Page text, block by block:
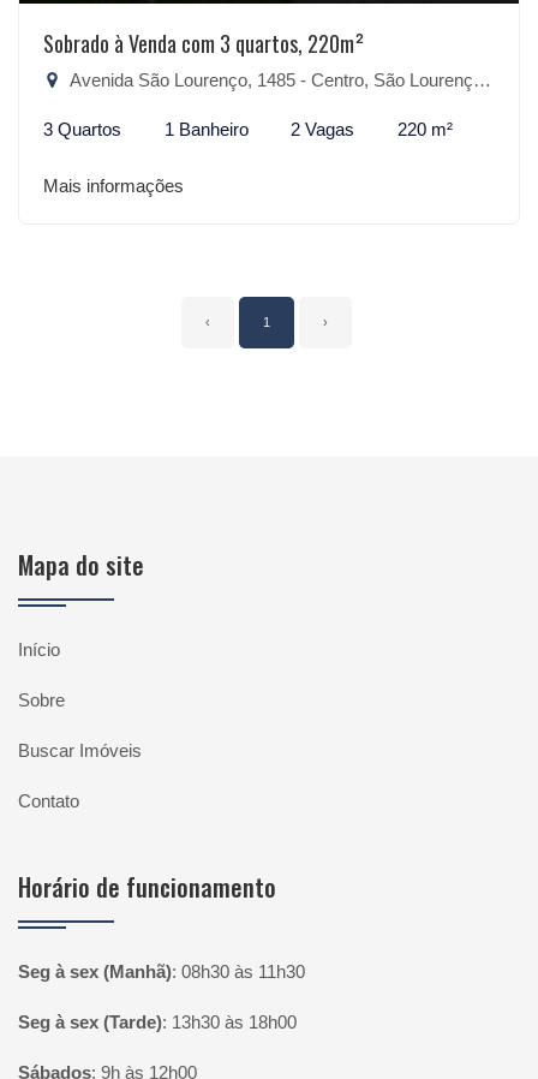
Sobrado à Venda com 3 quartos, 220m²
Avenida São Lourenço, 1485 - Centro, São Lourenço do Sul-RS
3 Quartos 1 Banheiro 2 Vagas 220 m²
Mais informações
‹ 1 ›
Mapa do site
Início
Sobre
Buscar Imóveis
Contato
Horário de funcionamento
Seg à sex (Manhã): 08h30 às 11h30
Seg à sex (Tarde): 13h30 às 18h00
Sábados: 9h às 12h00